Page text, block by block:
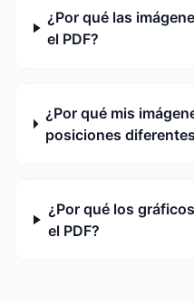
¿Por qué las
el PDF?
¿Por qué mis
posiciones
¿Por qué los
el PDF?